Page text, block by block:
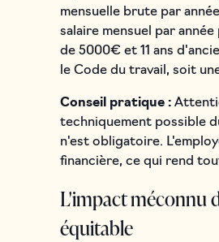
mensuelle brute par
salaire mensuel par
de 5000€ et 11 ans
le Code du travail, soit
Conseil pratique :
techniquement possible
n'est obligatoire.
financière, ce qui rend
L'impact méconnu
équitable